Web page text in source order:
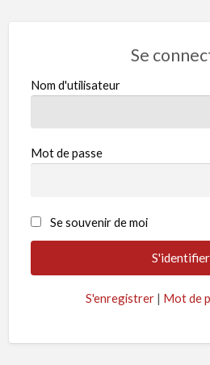
Se
Nom d'utilisateur
Mot de passe
Se souvenir de moi
S'enregistrer | Mot de